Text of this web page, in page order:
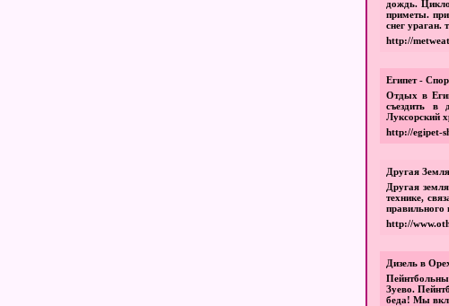
дождь.
приметы.
снег ураган.
http://
Египет -
Отдых в
съездить в
Луксорский
http://egipet-
Другая
Другая
технике,
правильного
http://
Дизель в
Зуево.
беда! Мы